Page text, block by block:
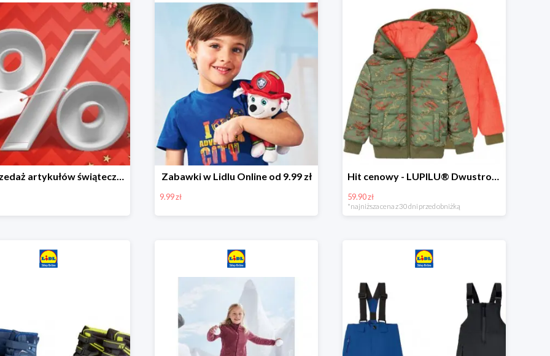
Wyprzedaż artykułów świątecznych w Lidlu Online Zabawki w Lidlu Online od 9.99 zł
9.99 zł
Hit cenowy - LUPILU® Dwustronna kurtka dziecięca z polarem
59.90 zł
*najniższa cena z 30 dni przed obniżką